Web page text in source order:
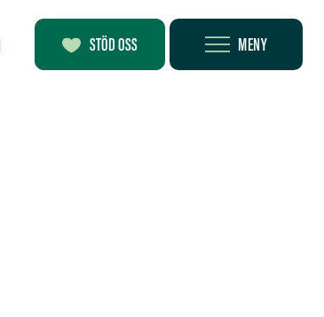
STÖD OSS MENY